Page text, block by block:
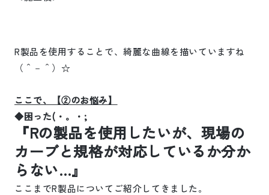
R製品を使用することで、綺麗な曲線を描いていますね
（＾－＾）☆
ここで、【②のお悩み】
◆困った( ・。・ ;
『Rの製品を使用したいが、現場の
カーブと規格が対応しているか分か
らない…』
ここまでR製品についてご紹介してきました。